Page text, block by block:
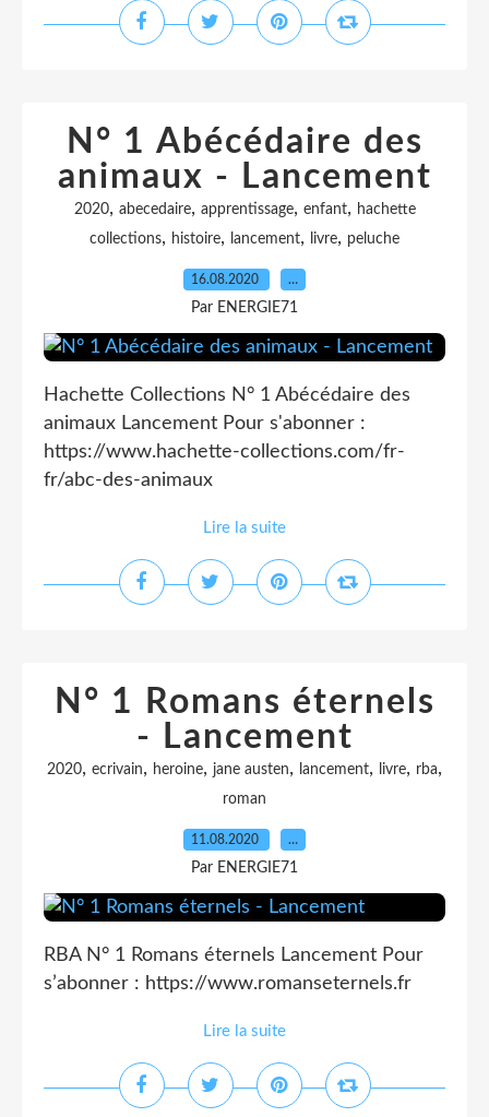
N° 1 Abécédaire des
animaux - Lancement
2020, abecedaire, apprentissage, enfant, hachette
collections, histoire, lancement, livre, peluche
16.08.2020 …
Par ENERGIE71
Hachette Collections N° 1 Abécédaire des
animaux Lancement Pour s'abonner :
https://www.hachette-collections.com/fr-
fr/abc-des-animaux
Lire la suite
N° 1 Romans éternels
- Lancement
2020, ecrivain, heroine, jane austen, lancement, livre, rba,
roman
11.08.2020 …
Par ENERGIE71
RBA N° 1 Romans éternels Lancement Pour
s’abonner : https://www.romanseternels.fr
Lire la suite